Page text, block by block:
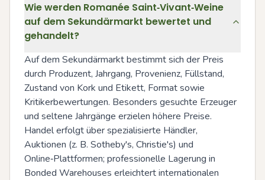
Wie werden Romanée Saint‑Vivant‑Weine
auf dem Sekundärmarkt bewertet und
gehandelt?
Auf dem Sekundärmarkt bestimmt sich der Preis
durch Produzent, Jahrgang, Provenienz, Füllstand,
Zustand von Kork und Etikett, Format sowie
Kritikerbewertungen. Besonders gesuchte Erzeuger
und seltene Jahrgänge erzielen höhere Preise.
Handel erfolgt über spezialisierte Händler,
Auktionen (z. B. Sotheby's, Christie's) und
Online‑Plattformen; professionelle Lagerung in
Bonded Warehouses erleichtert internationalen